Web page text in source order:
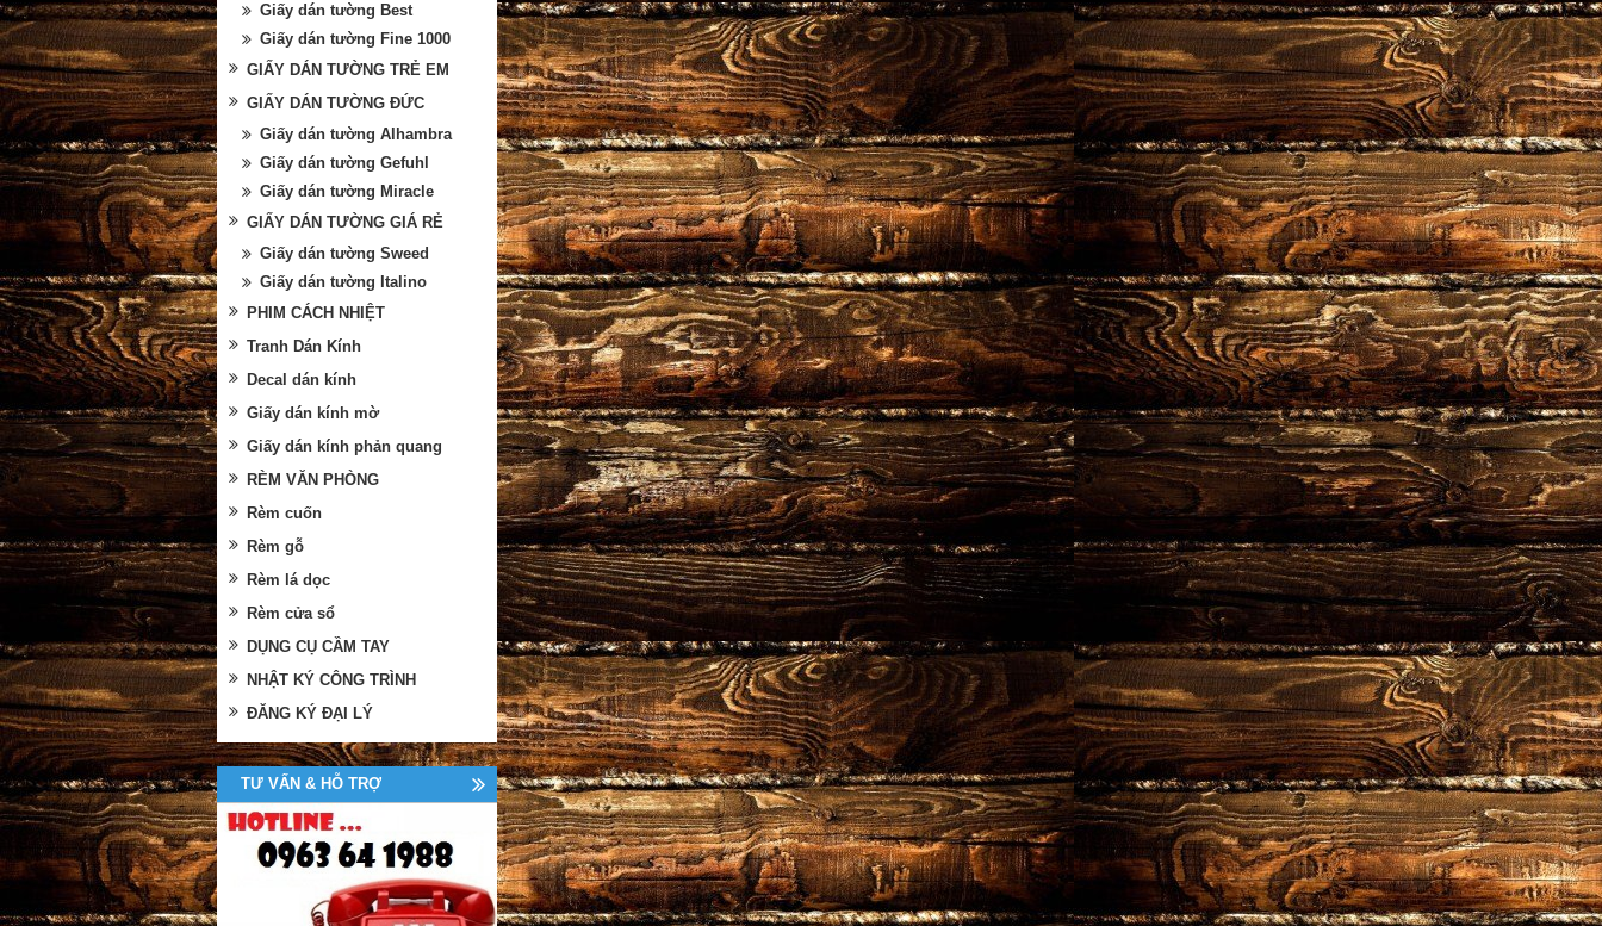
Giấy dán tường Best
Giấy dán tường Fine 1000
GIẤY DÁN TƯỜNG TRẺ EM
GIẤY DÁN TƯỜNG ĐỨC
Giấy dán tường Alhambra
Giấy dán tường Gefuhl
Giấy dán tường Miracle
GIẤY DÁN TƯỜNG GIÁ RẺ
Giấy dán tường Sweed
Giấy dán tường Italino
PHIM CÁCH NHIỆT
Tranh Dán Kính
Decal dán kính
Giấy dán kính mờ
Giấy dán kính phản quang
RÈM VĂN PHÒNG
Rèm cuốn
Rèm gỗ
Rèm lá dọc
Rèm cửa sổ
DỤNG CỤ CẦM TAY
NHẬT KÝ CÔNG TRÌNH
ĐĂNG KÝ ĐẠI LÝ
TƯ VẤN & HỖ TRỢ